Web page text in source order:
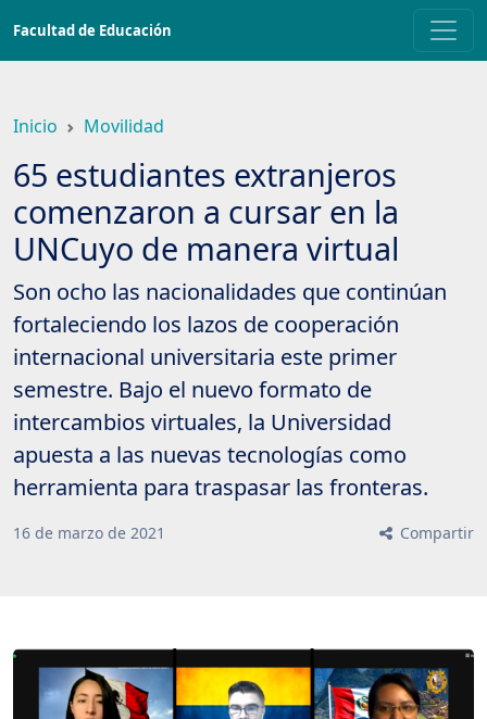
contenido
Facultad de Educación
Inicio Movilidad
65 estudiantes extranjeros
comenzaron a cursar en la
UNCuyo de manera virtual
Son ocho las nacionalidades que continúan
fortaleciendo los lazos de cooperación
internacional universitaria este primer
semestre. Bajo el nuevo formato de
intercambios virtuales, la Universidad
apuesta a las nuevas tecnologías como
herramienta para traspasar las fronteras.
16 de marzo de 2021 Compartir